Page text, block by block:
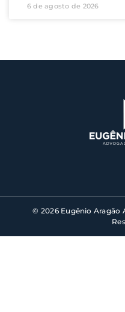
6 de agosto de 2026
© 2026 Eugênio Aragão